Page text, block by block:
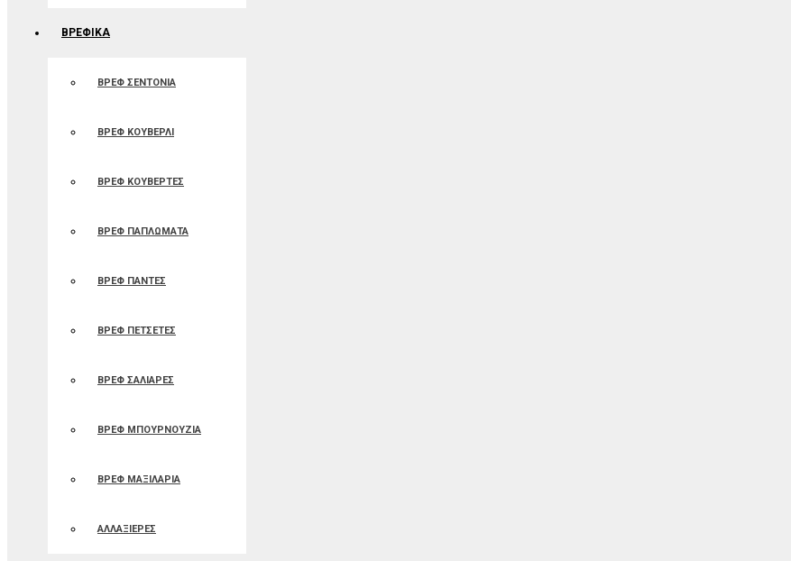
ΒΡΕΦΙΚΑ
ΒΡΕΦ ΣΕΝΤΟΝΙΑ
ΒΡΕΦ ΚΟΥΒΕΡΛΙ
ΒΡΕΦ ΚΟΥΒΕΡΤΕΣ
ΒΡΕΦ ΠΑΠΛΩΜΑΤΑ
ΒΡΕΦ ΠΑΝΤΕΣ
ΒΡΕΦ ΠΕΤΣΕΤΕΣ
ΒΡΕΦ ΣΑΛΙΑΡΕΣ
ΒΡΕΦ ΜΠΟΥΡΝΟΥΖΙΑ
ΒΡΕΦ ΜΑΞΙΛΑΡΙΑ
ΑΛΛΑΞΙΕΡΕΣ